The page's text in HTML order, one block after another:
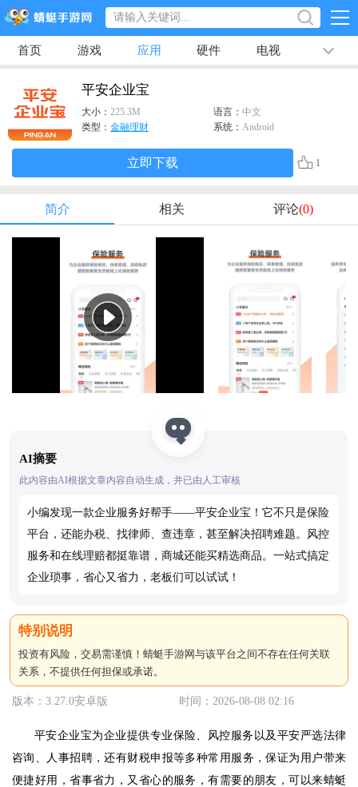
首页 游戏 应用 硬件 电视 排行榜
平安企业宝
大小： 225.3M 语言： 中文
类型： 金融理财 系统： Android
立即下载 1
简介 相关 评论(0)
AI摘要
此内容由AI根据文章内容自动生成，并已由人工审核
小编发现一款企业服务好帮手——平安企业宝！它不只是保险
平台，还能办税、找律师、查违章，甚至解决招聘难题。风控
服务和在线理赔都挺靠谱，商城还能买精选商品。一站式搞定
企业琐事，省心又省力，老板们可以试试！
投资有风险，交易需谨慎！蜻蜓手游网与该平台之间不存在任何关联
关系，不提供任何担保或承诺。
版本：3.27.0安卓版 时间：2026-08-08 02:16
平安企业宝为企业提供专业保险、风控服务以及平安严选法律
咨询、人事招聘，还有财税申报等多种常用服务，保证为用户带来
便捷好用，省事省力，又省心的服务，有需要的朋友，可以来蜻蜓